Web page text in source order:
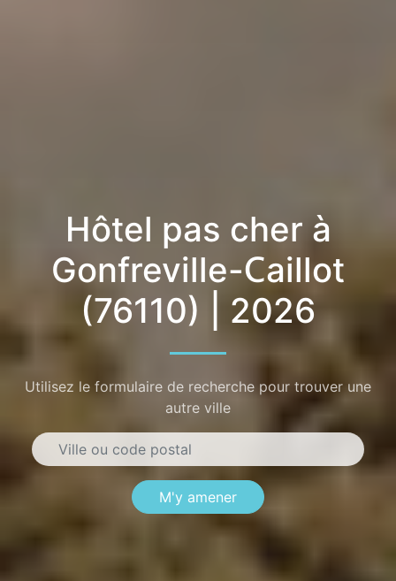
Hôtel pas cher à
Gonfreville-Caillot
(76110) | 2026
Utilisez le formulaire de recherche pour trouver une
autre ville
M'y amener